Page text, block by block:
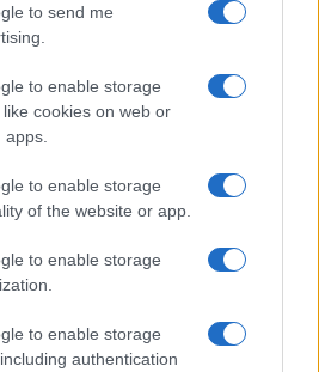
to send me
to enable storage
cookies on web or
to enable storage
of the website or app.
to enable storage
to enable storage
authentication
per Capitale Italiana della
l’ipotesi Meloni al Quirinale: le
sotto soglia, 1,5 miliardi nel